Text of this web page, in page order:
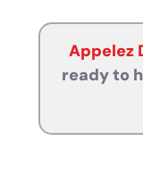
Appelez
ready to